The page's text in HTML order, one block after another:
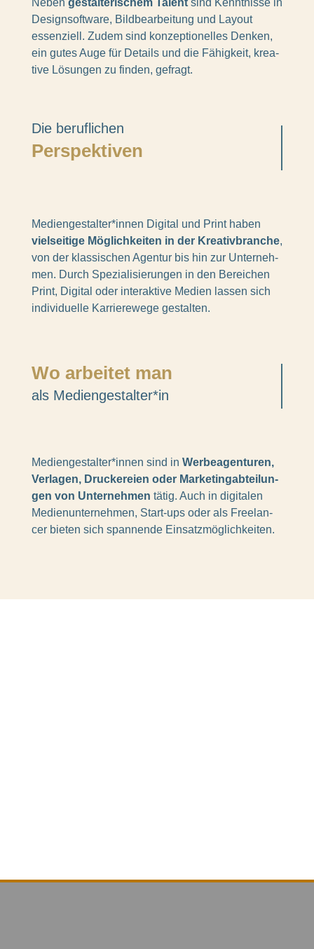
Neben gestal­te­ri­schem Talentsind Kennt­nisse in
Design­soft­ware, Bild­be­ar­bei­tung und Layout
essen­zi­ell. Zudem sind konzep­tio­nel­les Denken,
ein gutes Auge für Details und die Fähig­keit, krea­
tive Lösun­gen zu finden, gefragt.
Die beruf­li­chen
Perspek­ti­ven
Mediengestalter*innen Digi­tal und Print haben
viel­sei­tige Möglich­kei­ten in der Krea­tiv­bran­che,
von der klas­si­schen Agen­tur bis hin zur Unter­neh­
men. Durch Spezia­li­sie­run­gen in den Berei­chen
Print, Digi­tal oder inter­ak­tive Medien lassen sich
indi­vi­du­elle Karrie­re­wege gestal­ten.
Wo arbei­tet man
als Mediengestalter*in
Mediengestalter*innen sind in Werbe­agen­tu­ren,
Verla­gen, Drucke­reien oder Marke­ting­ab­tei­lun­
gen von Unter­neh­men tätig. Auch in digi­ta­len
Medi­en­un­ter­neh­men, Start-ups oder als Free­lan­
cer bieten sich span­nende Einsatz­mög­lich­kei­ten.